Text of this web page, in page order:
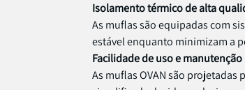
Isolamento térmico de alta
As muflas são equipadas com
estável enquanto minimizam a
Facilidade de uso e manutenção
As muflas OVAN são